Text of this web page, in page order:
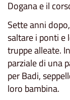
Dogana e il
Sette anni
saltare i ponti e
truppe alleate.
parziale di una
per Badi,
loro bambina.